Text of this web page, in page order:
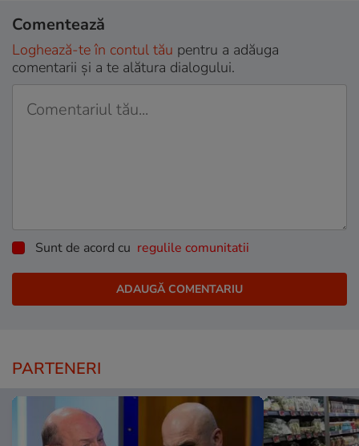
Comentează
Loghează-te în contul tău pentru a adăuga
comentarii și a te alătura dialogului.
Sunt de acord cu regulile comunitatii
PARTENERI